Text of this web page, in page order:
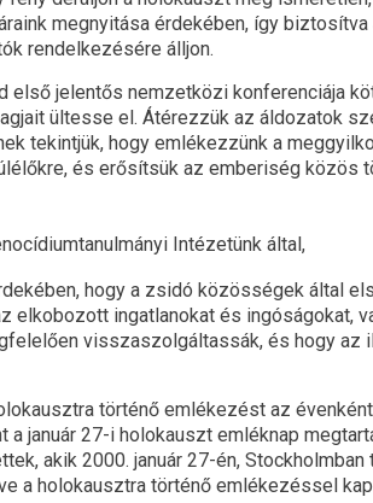
megnyitása érdekében, így
rendelkezésére álljon.
első jelentős nemzetközi konferenciája
ültesse el. Átérezzük az áldozatok
tekintjük, hogy emlékezzünk a
és erősítsük az emberiség közös
Intézetünk által,
hogy a zsidó közösségek által
elkobozott ingatlanokat és ingóságokat,
visszaszolgáltassák, és hogy az
történő emlékezést az
a január 27-i holokauszt emléknap
akik 2000. január 27-én,
a holokausztra történő emlékezéssel